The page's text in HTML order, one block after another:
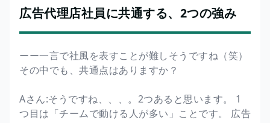
広告代理店社員に共通する、2つの強み
ーー一言で社風を表すことが難しそうですね（笑）
その中でも、共通点はありますか？
Aさん:そうですね、、、。2つあると思います。 1
つ目は「チームで動ける人が多い」ことです。 広告